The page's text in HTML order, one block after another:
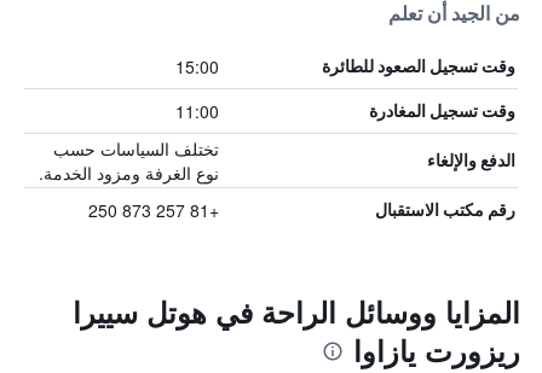
من الجيد أن تعلم
وقت تسجيل الصعود للطائرة 15:00
وقت تسجيل المغادرة 11:00
الدفع والإلغاء
تختلف السياسات حسب
نوع الغرفة ومزود الخدمة.
رقم مكتب الاستقبال +81 257 873 250
المزايا ووسائل الراحة في هوتل سييرا
ريزورت يازاوا